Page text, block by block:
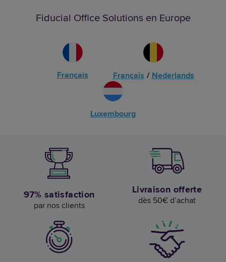
Fiducial Office Solutions en Europe
Français Français / Nederlands
Luxembourg
97% satisfaction
par nos clients
Livraison offerte
dès 50€ d’achat